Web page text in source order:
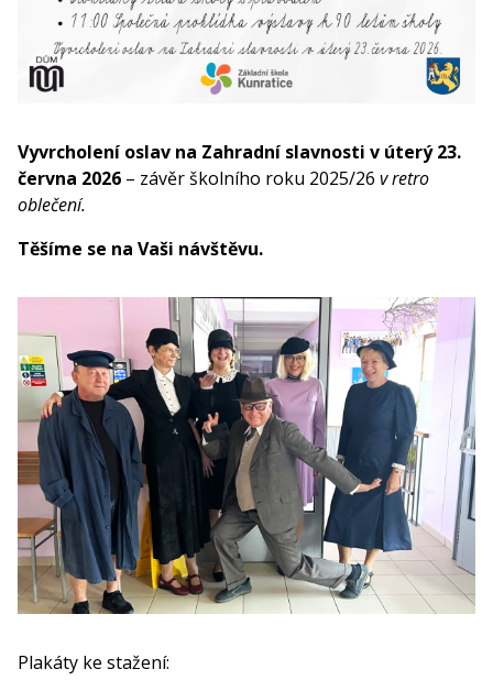
Vyvrcholení oslav na Zahradní slavnosti v úterý 23.
června 2026 – závěr školního roku 2025/26 v retro
oblečení.
Těšíme se na Vaši návštěvu.
Plakáty ke stažení: